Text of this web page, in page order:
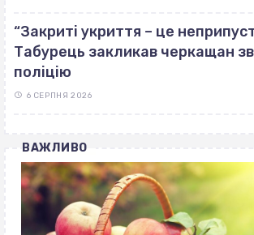
“Закриті укриття – це
Табурець закликав черкащан
поліцію
6 СЕРПНЯ 2026
ВАЖЛИВО